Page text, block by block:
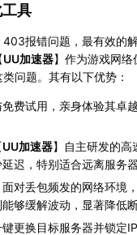
具
报错问题，最有效的
UU加速器】作为游戏网
问题。其有以下优势：
免费试用，亲身体验其卓
UU加速器】自主研发的高
迟，特别适合远离服务器
面对丢包频发的网络环境
够缓解波动，显著降低断
键更换目标服务器并锁定